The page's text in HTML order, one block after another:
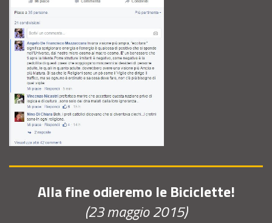
Alla fine odieremo le Biciclette!
(23 maggio 2015)